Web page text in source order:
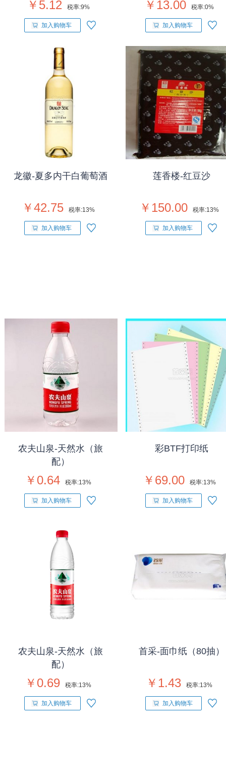
￥5.12 税率:9%
加入购物车
￥13.00 税率:0%
加入购物车
龙徽-夏多内干白葡萄酒
￥42.75 税率:13%
加入购物车
莲香楼-红豆沙
￥150.00 税率:13%
加入购物车
农夫山泉-天然水（旅
配）
￥0.64 税率:13%
加入购物车
彩BTF打印纸
￥69.00 税率:13%
加入购物车
农夫山泉-天然水（旅
配）
￥0.69 税率:13%
加入购物车
首采-面巾纸（80抽）
￥1.43 税率:13%
加入购物车